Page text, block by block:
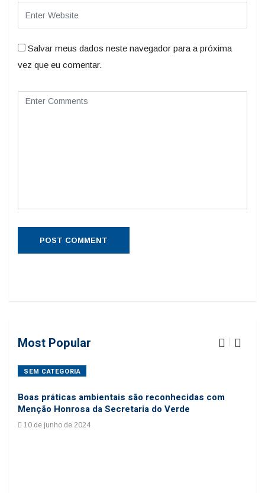
Salvar meus dados neste navegador para a próxima
vez que eu comentar.
Most Popular
SEM CATEGORIA
Boas práticas ambientais são reconhecidas com
Menção Honrosa da Secretaria do Verde
10 de junho de 2024